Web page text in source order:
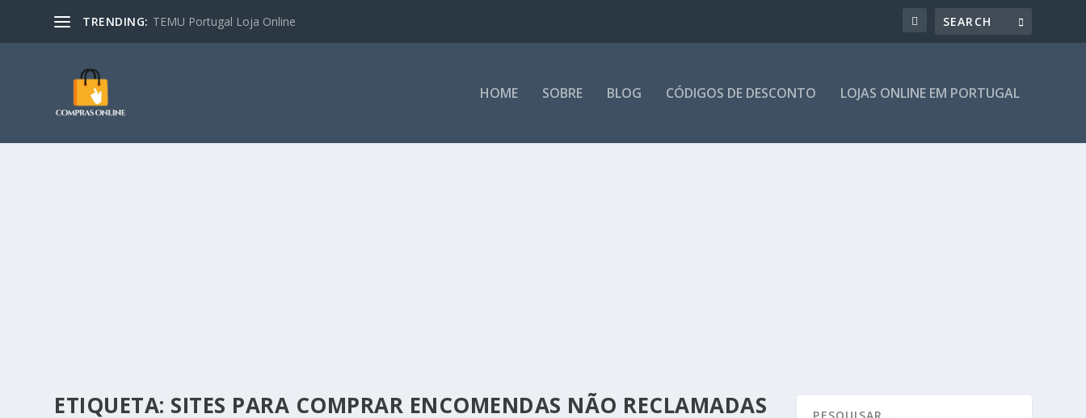
TRENDING: TEMU Portugal Loja Online
HOME SOBRE BLOG CÓDIGOS DE DESCONTO LOJAS ONLINE EM PORTUGAL
ETIQUETA: SITES PARA COMPRAR ENCOMENDAS NÃO RECLAMADAS